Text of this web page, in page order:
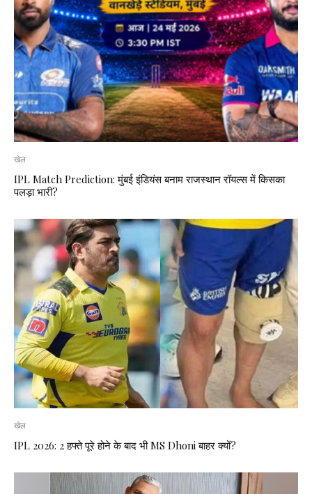
खेल
IPL Match Prediction: मुंबई इंडियंस बनाम राजस्थान रॉयल्स में किसका
पलड़ा भारी?
खेल
IPL 2026: 2 हफ्ते पूरे होने के बाद भी MS Dhoni बाहर क्यों?